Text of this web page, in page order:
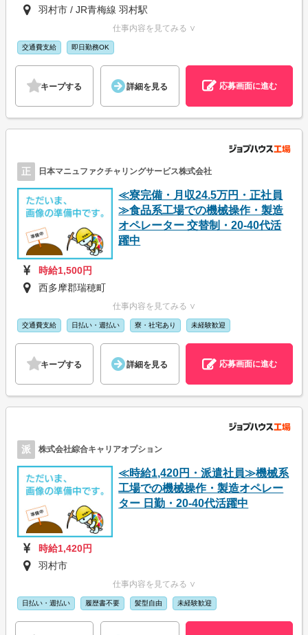
羽村市 / JR青梅線 羽村駅
仕事内容を見てみる ∨
交通費支給 即日勤務OK
キープする 詳細を見る 応募画面に進む
正 日本マニュファクチャリングサービス株式会社
≪寮完備・月収24.5万円・正社員
≫食品系工場での機械操作・製造
オペレーター 交替制・20-40代活
躍中
時給1,500円
西多摩郡瑞穂町
仕事内容を見てみる ∨
交通費支給 日払い・週払い 寮・社宅あり 未経験歓迎
キープする 詳細を見る 応募画面に進む
派 株式会社綜合キャリアオプション
≪時給1,420円・派遣社員≫機械系
工場での機械操作・製造オペレー
ター 日勤・20-40代活躍中
時給1,420円
羽村市
仕事内容を見てみる ∨
日払い・週払い 履歴書不要 髪型自由 未経験歓迎